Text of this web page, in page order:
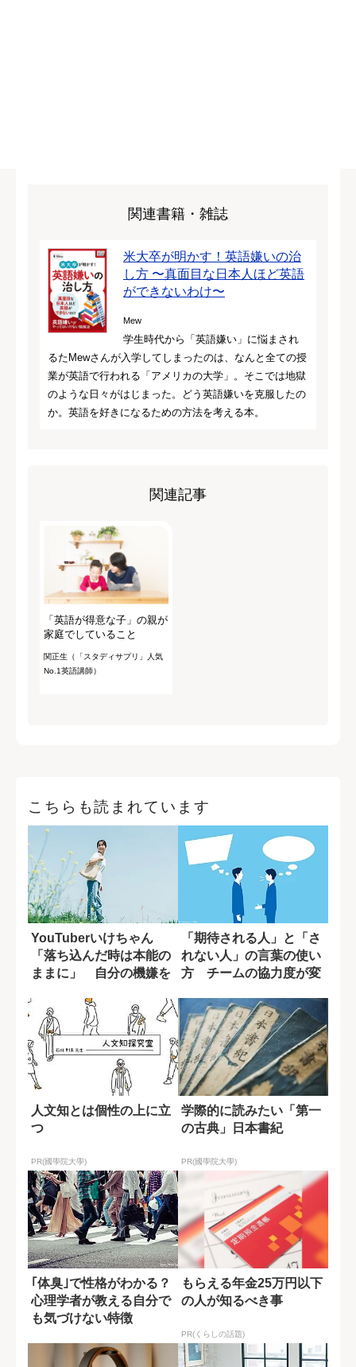
関連書籍・雑誌
米大卒が明かす！英語嫌いの治
し方 〜真面目な日本人ほど英語
ができないわけ〜
Mew
学生時代から「英語嫌い」に悩まされ
るたMewさんが入学してしまったのは、なんと全ての授
業が英語で行われる「アメリカの大学」。そこでは地獄
のような日々がはじまった。どう英語嫌いを克服したの
か。英語を好きになるための方法を考える本。
関連記事
「英語が得意な子」の親が
家庭でしていること
関正生（「スタディサプリ」人気
No.1英語講師）
こちらも読まれています
YouTuberいけちゃん
「落ち込んだ時は本能の
ままに」 自分の機嫌を
「期待される人」と「さ
れない人」の言葉の使い
方 チームの協力度が変
人文知とは個性の上に立
つ
PR(國學院大學)
学際的に読みたい「第一
の古典」日本書紀
PR(國學院大學)
｢体臭｣で性格がわかる？
心理学者が教える自分で
も気づけない特徴
もらえる年金25万円以下
の人が知るべき事
PR(くらしの話題)